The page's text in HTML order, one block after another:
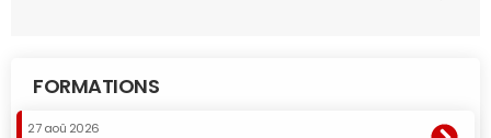
FORMATIONS
27 aoû 2026